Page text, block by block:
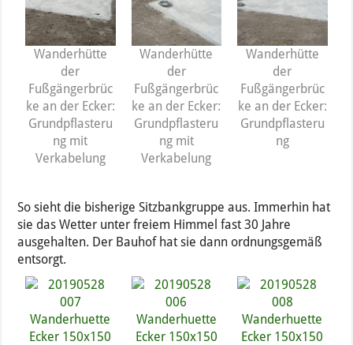
Wanderhütte
der
Fußgängerbrüc
ke an der Ecker:
Grundpflasteru
ng mit
Verkabelung
Wanderhütte
der
Fußgängerbrüc
ke an der Ecker:
Grundpflasteru
ng mit
Verkabelung
Wanderhütte
der
Fußgängerbrüc
ke an der Ecker:
Grundpflasteru
ng
So sieht die bisherige Sitzbankgruppe aus. Immerhin hat
sie das Wetter unter freiem Himmel fast 30 Jahre
ausgehalten. Der Bauhof hat sie dann ordnungsgemäß
entsorgt.